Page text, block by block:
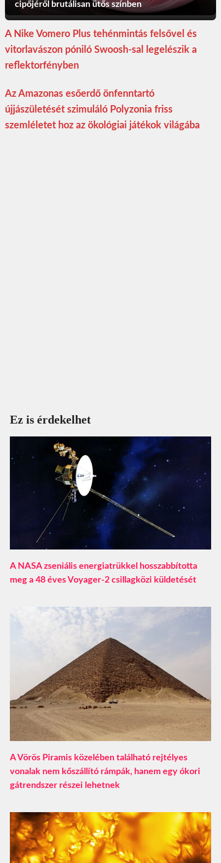
cipőjéről brutálisan ütős színben
A Nike Vomero Plus tehénmintás felsővel és
vitorlavászon póniló Swoosh-sal legelészik a
reflektorfényben
Az Amazonas esőerdő önfenntartó
újjászületését szimuláló Polyzonia friss
szemléletet hoz az ökológiai játékok világába
Ez is érdekelhet
A NASA zseniális energiatrükkel hosszabbította
meg a 48 éves Voyager-2 csillagközi küldetését
A Vörös Piramis közelében található rejtélyes
vonalak nem kőszállító rámpák, hanem egy ókori
gátrendszer részei lehetnek